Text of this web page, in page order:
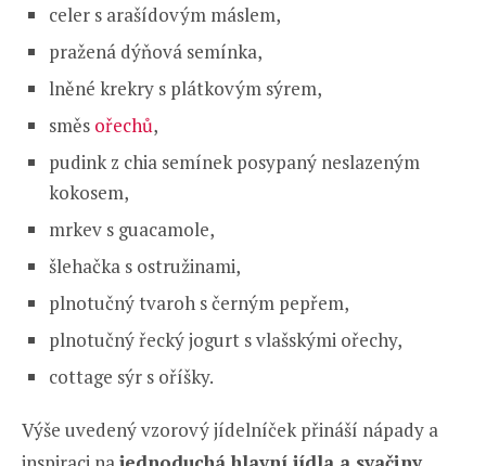
celer s arašídovým máslem,
pražená dýňová semínka,
lněné krekry s plátkovým sýrem,
směs ořechů,
pudink z chia semínek posypaný neslazeným
kokosem,
mrkev s guacamole,
šlehačka s ostružinami,
plnotučný tvaroh s černým pepřem,
plnotučný řecký jogurt s vlašskými ořechy,
cottage sýr s oříšky.
Výše uvedený vzorový jídelníček přináší nápady a